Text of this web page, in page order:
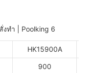
HK15900A
900